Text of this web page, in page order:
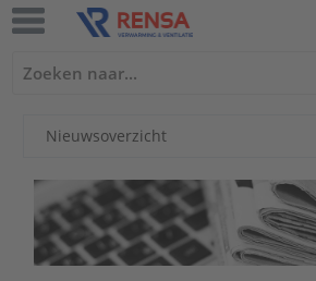
Nieuwsoverzicht